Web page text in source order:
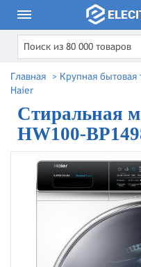
Главная > Крупная бытовая
Haier
Стиральная
HW100-